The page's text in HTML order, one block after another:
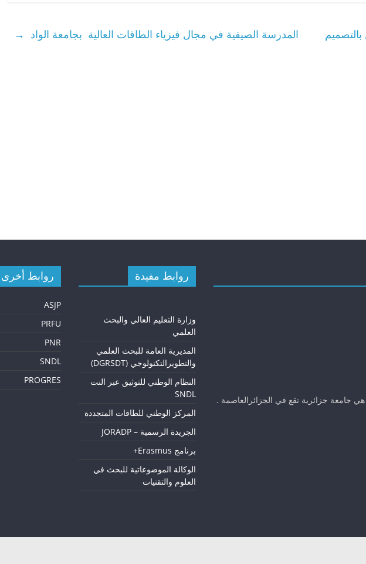
بالتصميم المدرسة الصيفية في مجال فيزياء الطاقات العالية بجامعة الواد →
جامعة جزائرية تقع في الجزائرالعاصمة .
روابط مفيدة
وزارة التعليم العالي والبحث
العلمي
المديرية العامة للبحث العلمي
والتطويرالتكنولوجي (DGRSDT)
النظام الوطني للتوثيق عبر النت
SNDL
المركز الوطني للطاقات المتجددة
الجريدة الرسمية – JORADP
برنامج Erasmus+
الوكالة الموضوعاتية للبحث في
العلوم والتقنيات
روابط أخرى
ASJP
PRFU
PNR
SNDL
PROGRES